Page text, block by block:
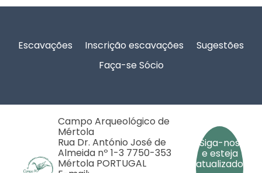
Rodapé
Escavações Inscrição escavações
Sugestões
Faça-se Sócio
Campo Arqueológico de
Mértola
Rua Dr. António José de
Almeida nº 1-3 7750-353
Mértola PORTUGAL
Siga-nos
e esteja
atualizado